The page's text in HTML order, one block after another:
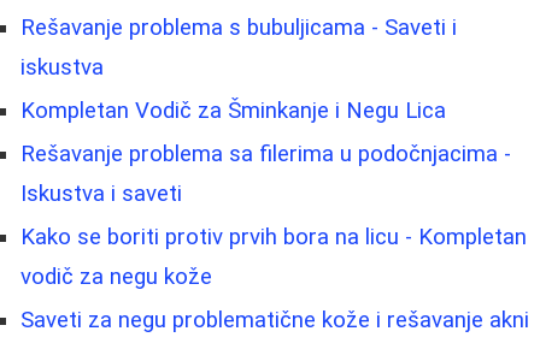
Rešavanje problema s bubuljicama - Saveti i
iskustva
Kompletan Vodič za Šminkanje i Negu Lica
Rešavanje problema sa filerima u podočnjacima -
Iskustva i saveti
Kako se boriti protiv prvih bora na licu - Kompletan
vodič za negu kože
Saveti za negu problematične kože i rešavanje akni